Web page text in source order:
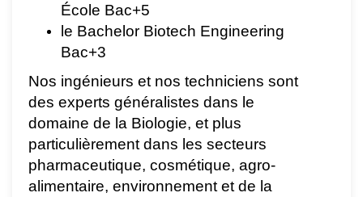
École Bac+5
le Bachelor Biotech Engineering
Bac+3
Nos ingénieurs et nos techniciens sont
des experts généralistes dans le
domaine de la Biologie, et plus
particulièrement dans les secteurs
pharmaceutique, cosmétique, agro-
alimentaire, environnement et de la